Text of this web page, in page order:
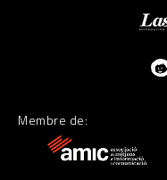
Membre de: